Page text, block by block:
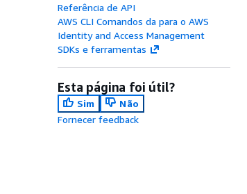
Referência de API
AWS CLI Comandos da para o AWS
Identity and Access Management
SDKs e ferramentas
Esta página foi útil?
Sim
Não
Fornecer feedback